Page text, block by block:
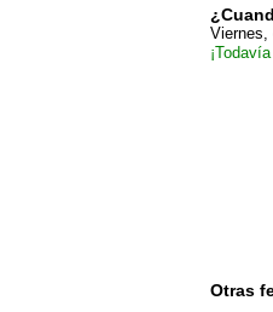
Viernes,
Otras